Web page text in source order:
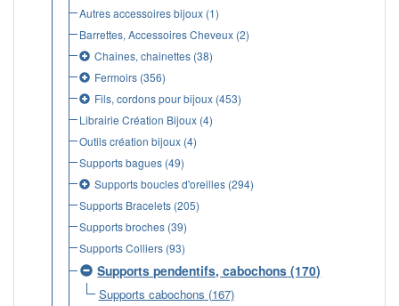
Autres accessoires bijoux(1)
Barrettes, Accessoires Cheveux(2)
Chaines, chainettes(38)
Fermoirs(356)
Fils, cordons pour bijoux(453)
Librairie Création Bijoux(4)
Outils création bijoux(4)
Supports bagues(49)
Supports boucles d'oreilles(294)
Supports Bracelets(205)
Supports broches(39)
Supports Colliers(93)
Supports pendentifs, cabochons (170)
Supports cabochons (167)